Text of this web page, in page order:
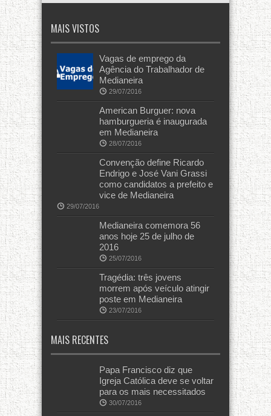
MAIS VISTOS
Vagas de emprego da
Agência do Trabalhador de
Medianeira
29/07/2016
American Burguer: nova
hamburgueria é inaugurada
em Medianeira
28/07/2016
Convenção define Ricardo
Endrigo e José Vani Grassi
como candidatos a prefeito e
vice de Medianeira
29/07/2016
Medianeira comemora 56
anos hoje 25 de julho de
2016
25/07/2016
Tragédia: três jovens
morrem após veículo atingir
poste em Medianeira
23/07/2016
MAIS RECENTES
Papa Francisco diz que
Igreja Católica deve se voltar
para os mais necessitados
30/07/2016